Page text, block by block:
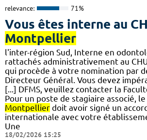
relevance: 71%
Vous êtes interne au
Montpellier
l'inter-région Sud, Interne en
rattachés administrativement au
qui procède à votre nomination par
Directeur Général. Vous devez
[...] DFMS, veuillez contacter la
Pour un poste de stagiaire associé, le
Montpellier doit avoir signé un
internationale avec votre
Une
18/02/2026 15:25